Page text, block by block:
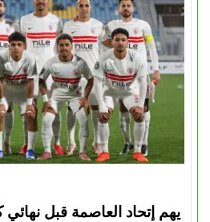
يهم إتحاد العاصمة قبل